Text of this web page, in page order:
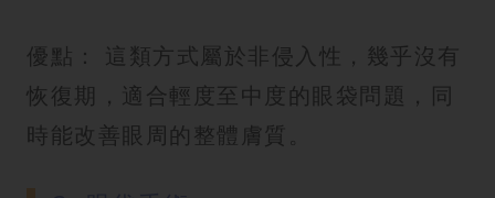
優點： 這類方式屬於非侵入性，幾乎沒有
恢復期，適合輕度至中度的眼袋問題，同
時能改善眼周的整體膚質。